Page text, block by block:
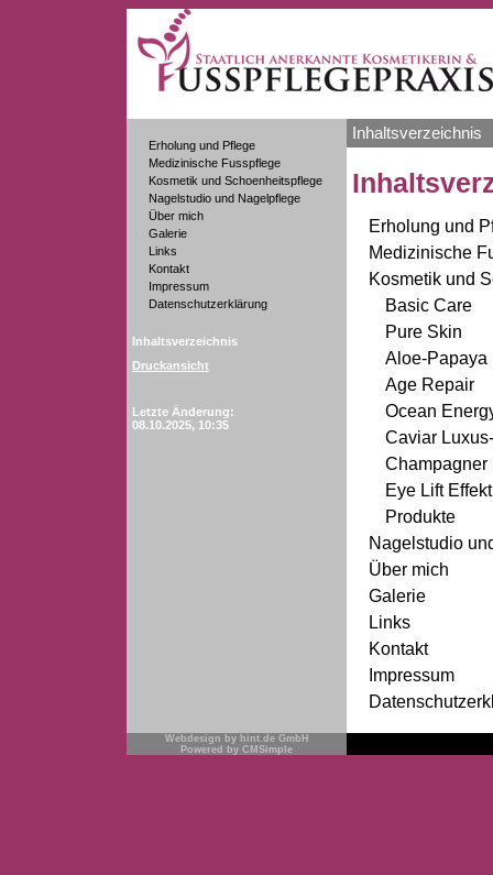
Erholung und Pflege
Medizinische Fusspflege
Kosmetik und Schoenheitspflege
Nagelstudio und Nagelpflege
Über mich
Galerie
Links
Kontakt
Impressum
Datenschutzerklärung
Inhaltsverzeichnis
Druckansicht
Letzte Änderung:
08.10.2025, 10:35
Inhaltsverzeichnis
Erholung und
Medizinische
Kosmetik und
Basic Care
Pure Skin
Aloe-Papaya
Age Repair
Ocean
Caviar
Champagner
Eye Lift Effekt
Produkte
Nagelstudio
Über mich
Galerie
Links
Kontakt
Impressum
Webdesign by hint.de GmbH
Powered by CMSimple